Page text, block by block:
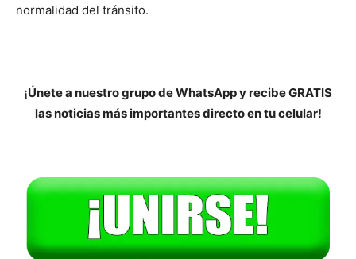
normalidad del tránsito.
¡Únete a nuestro grupo de WhatsApp y recibe GRATIS
las noticias más importantes directo en tu celular!